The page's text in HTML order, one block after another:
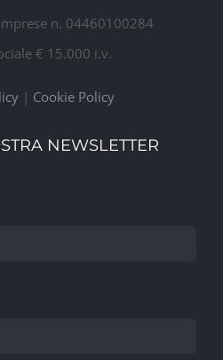
n. 04460100284
€ 15.000 i.v.
| Cookie Policy
NEWSLETTER